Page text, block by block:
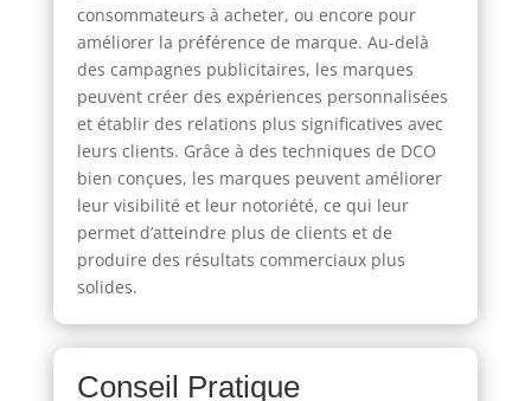
consommateurs à acheter, ou encore pour
améliorer la préférence de marque. Au-delà
des campagnes publicitaires, les marques
peuvent créer des expériences personnalisées
et établir des relations plus significatives avec
leurs clients. Grâce à des techniques de DCO
bien conçues, les marques peuvent améliorer
leur visibilité et leur notoriété, ce qui leur
permet d’atteindre plus de clients et de
produire des résultats commerciaux plus
solides.
Conseil Pratique